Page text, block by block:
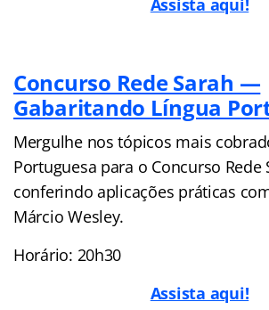
Concurso Rede Sarah —
Gabaritando Língua
Mergulhe nos tópicos mais
Portuguesa para o Concurso Rede
conferindo aplicações práticas
Márcio Wesley.
Horário: 20h30
Assista aqui!